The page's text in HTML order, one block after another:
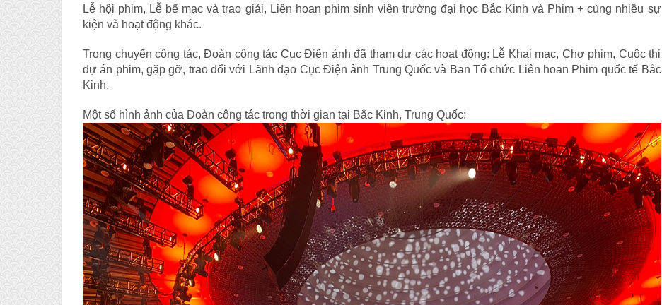
Lễ hội phim, Lễ bế mạc và trao giải, Liên hoan phim sinh viên trường đại học Bắc Kinh và Phim + cùng nhiều sự
kiện và hoạt động khác.
Trong chuyến công tác, Đoàn công tác Cục Điện ảnh đã tham dự các hoạt động: Lễ Khai mạc, Chợ phim, Cuộc thi
dự án phim, gặp gỡ, trao đổi với Lãnh đạo Cục Điện ảnh Trung Quốc và Ban Tổ chức Liên hoan Phim quốc tế Bắc
Kinh.
Một số hình ảnh của Đoàn công tác trong thời gian tại Bắc Kinh, Trung Quốc: